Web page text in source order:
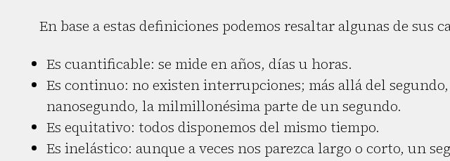
En base a estas definiciones podemos resaltar algunas de sus
Es cuantificable: se mide en años, días u horas.
Es continuo: no existen interrupciones; más allá del
nanosegundo, la milmillonésima parte de un segundo.
Es equitativo: todos disponemos del mismo tiempo.
Es inelástico: aunque a veces nos parezca largo o corto, un